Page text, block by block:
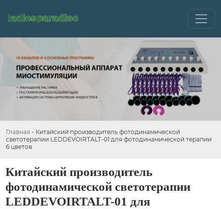
Главная - Китайский производитель фотодинамической
светотерапии LEDDEVOIRTALT-01 для фотодинамической терапии
6 цветов
Китайский производитель
фотодинамической светотерапии
LEDDEVOIRTALT-01 для